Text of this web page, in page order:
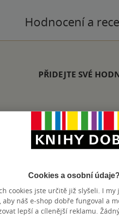
Hodnocení a
PŘIDEJTE SVÉ
Zobrazeno
Cookies a osobní
cookies jste určitě již slyšeli. I
náš e-shop dobře fungoval a
lepší a cílenější reklamu.